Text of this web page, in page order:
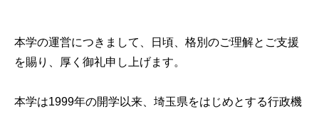
本学の運営につきまして、日頃、格別のご理解とご支援
を賜り、厚く御礼申し上げます。
本学は1999年の開学以来、埼玉県をはじめとする行政機